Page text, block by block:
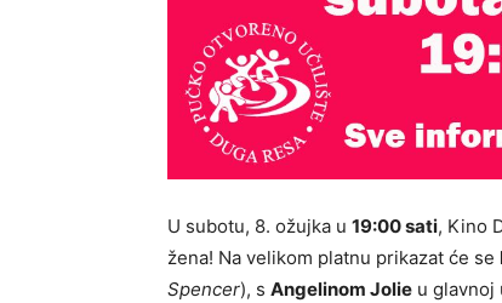
U subotu, 8. ožujka u 19:00 sati, Kino
žena! Na velikom platnu prikazat će se
Spencer), s Angelinom Jolie u glavnoj